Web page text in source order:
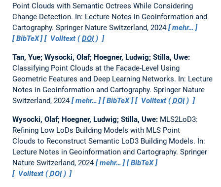
Point Clouds with Semantic Octrees While Considering
Change Detection. In: Lecture Notes in Geoinformation and
Cartography. Springer Nature Switzerland, 2024
mehr…
BibTeX
Volltext (DOI)
Tan, Yue; Wysocki, Olaf; Hoegner, Ludwig; Stilla, Uwe:
Classifying Point Clouds at the Facade-Level Using
Geometric Features and Deep Learning Networks. In: Lecture
Notes in Geoinformation and Cartography. Springer Nature
Switzerland, 2024
mehr… BibTeX Volltext (DOI)
Wysocki, Olaf; Hoegner, Ludwig; Stilla, Uwe: MLS2LoD3:
Refining Low LoDs Building Models with MLS Point
Clouds to Reconstruct Semantic LoD3 Building Models. In:
Lecture Notes in Geoinformation and Cartography. Springer
Nature Switzerland, 2024
mehr…
BibTeX
Volltext (DOI)